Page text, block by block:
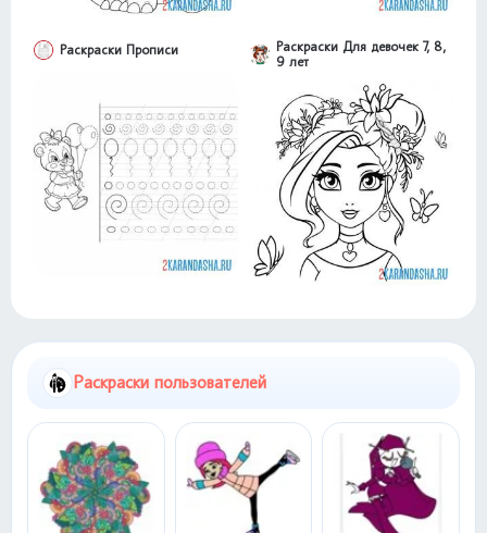
Раскраски Прописи
Раскраски Для девочек 7, 8,
9 лет
Раскраски пользователей